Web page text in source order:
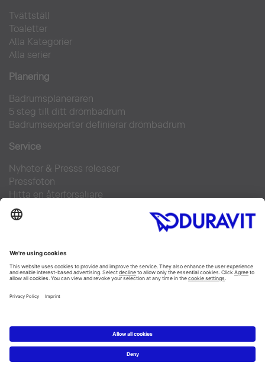
Tvättställ
Toaletter
Alla Kategorier
Alla serier
Planering
Badrumsplaneraren
5 steg till ditt drömbadrum
Badrumsexperter definierar drömbadrum
Service
Nyheter & Presss releaser
Pressfoton
Hitta en återförsäljare
FAQs
Facebook
Instagram
Pinterest
Flickr
Copyright © 2026 Duravit AG
Impressum|Integrity and Compliance|
Integritetsmeddelande|Cookie settings